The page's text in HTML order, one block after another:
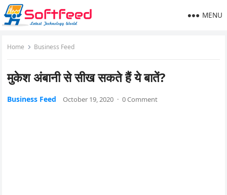
MENU
Home Business Feed
मुकेश अंबानी से सीख सकते हैं ये बातें?
Business Feed October 19, 2020 · 0 Comment